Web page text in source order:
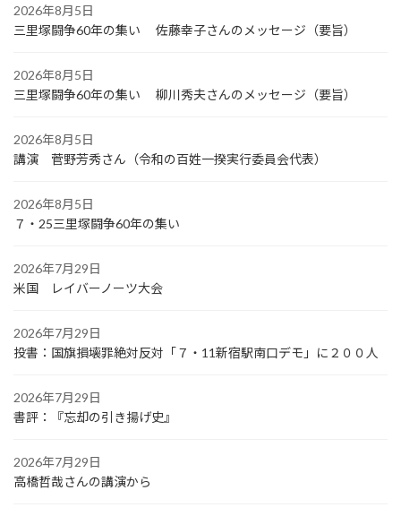
2026年8月5日
三里塚闘争60年の集い 佐藤幸子さんのメッセージ（要旨）
2026年8月5日
三里塚闘争60年の集い 柳川秀夫さんのメッセージ（要旨）
2026年8月5日
講演 菅野芳秀さん（令和の百姓一揆実行委員会代表）
2026年8月5日
７・25三里塚闘争60年の集い
2026年7月29日
米国 レイバーノーツ大会
2026年7月29日
投書：国旗損壊罪絶対反対「７・11新宿駅南口デモ」に２００人
2026年7月29日
書評：『忘却の引き揚げ史』
2026年7月29日
高橋哲哉さんの講演から